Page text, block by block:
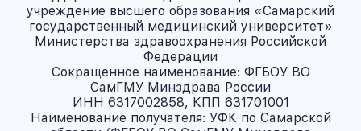
учреждение высшего образования «Самарский
государственный медицинский университет»
Министерства здравоохранения Российской
Федерации
Сокращенное наименование: ФГБОУ ВО
СамГМУ Минздрава России
ИНН 6317002858, КПП 631701001
Наименование получателя: УФК по Самарской